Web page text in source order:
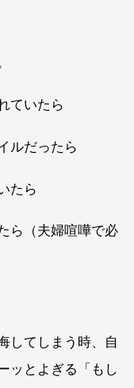
ていたら
ルだったら
たら
ら（夫婦喧嘩で必
してしまう時、自
ッとよぎる「もし